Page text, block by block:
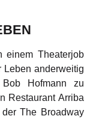
einem Theaterjob
Leben anderweitig
Hofmann zu
Restaurant Arriba
The Broadway